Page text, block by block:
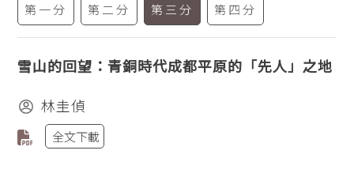
第一分 第二分 第三分 第四分
雪山的回望：青銅時代成都平原的「先人」之地
林圭偵
全文下載